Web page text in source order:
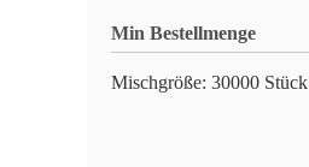
Min Bestellmenge
Mischgröße: 30000 Stück